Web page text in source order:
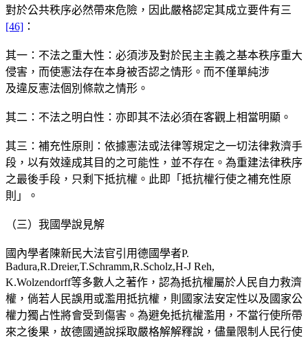
對於公共秩序必然帶來危險，因此嚴格認定其成立要件有三
[46] ：
其一：不法之重大性：必須涉及對於民主主義之基本秩序重大
侵害，而使憲法存在本身被否認之情形。而不僅單純涉
及違反憲法個別條款之情形。
其二：不法之明白性：亦即其不法必須在客觀上相當明顯。
其三：補充性原則：依據憲法或法律等規定之一切法律救濟手
段，以有效達成其目的之可能性，並不存在。為重建法律秩序
之最後手段，只剩下抵抗權。此即「抵抗權行使之補充性原
則」。
（三）我國學說見解
國內學者陳新民大法官引用德國學者P.
Badura,R.Dreier,T.Schramm,R.Scholz,H-J Reh,
K.Wolzendorff等多數人之著作，認為抵抗權屬於人民自力救濟
權，倘若人民誤用或濫用抵抗權，則國家法安定性以及國家公
權力獨占性將會受到傷害。為避免抵抗權濫用，不當行使所帶
來之後果，故德國通說採取嚴格解解釋說，儘量限制人民行使